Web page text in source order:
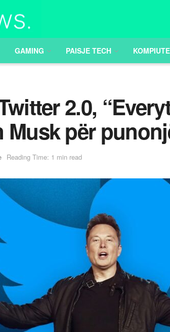
GAMING PAISJE TECH
2.0,
Musk për
Reading Time: 1 min read